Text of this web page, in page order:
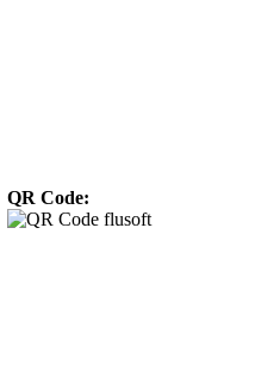
QR Code: